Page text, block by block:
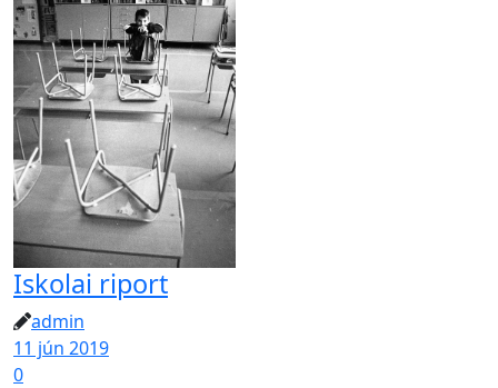
Iskolai riport
admin
11 jún 2019
0